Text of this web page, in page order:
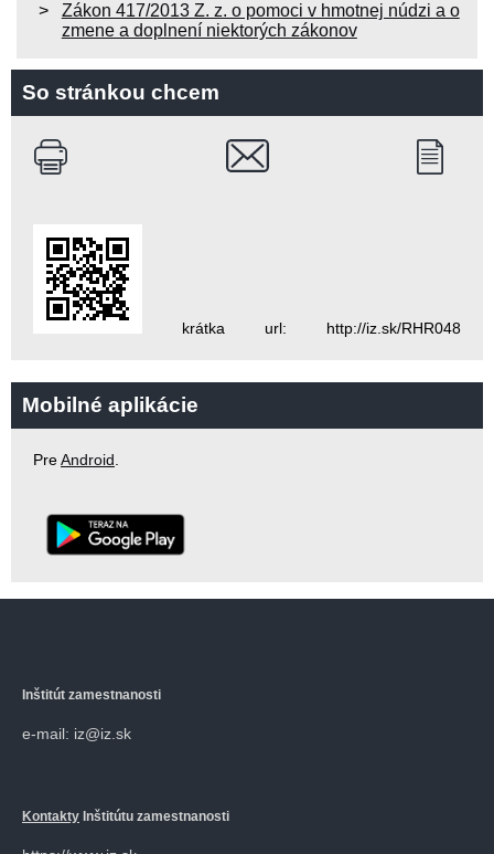
Zákon 417/2013 Z. z. o pomoci v hmotnej núdzi a o
zmene a doplnení niektorých zákonov
So stránkou chcem
krátka url: http://iz.sk/RHR048
Mobilné aplikácie
PreAndroid.
Inštitút zamestnanosti
e-mail: iz@iz.sk
Kontakty Inštitútu zamestnanosti